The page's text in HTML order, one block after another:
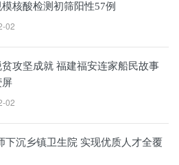
核酸检测初筛阳性57例
02
贫攻坚成就 福建福安连家船民故事
屏
02
生院 实现优质人才全覆